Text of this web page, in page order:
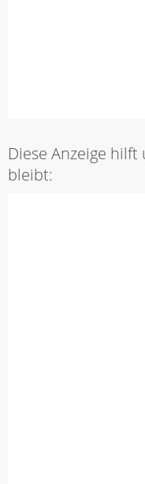
Diese Anzeige
bleibt: